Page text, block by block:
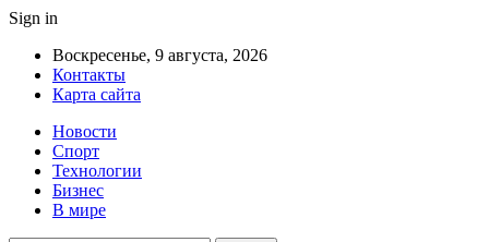
Sign in
Воскресенье, 9 августа, 2026
Контакты
Карта сайта
Новости
Спорт
Технологии
Бизнес
В мире